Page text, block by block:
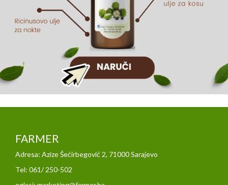
FARMER
Adresa: Azize Šećirbegović 2, 71000 Sarajevo
Tel: 061/ 250-502